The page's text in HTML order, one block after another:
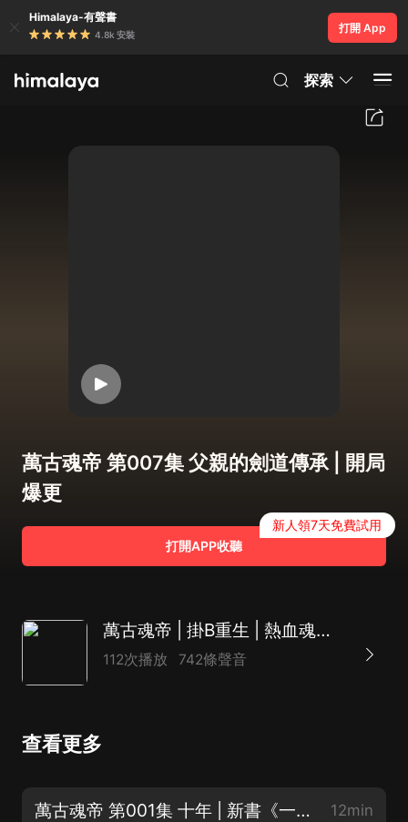
Himalaya-有聲書
4.8k 安裝
打開 App
探索
萬古魂帝 第007集 父親的劍道傳承 | 開局
爆更
打開APP收聽
新人領7天免費試用
萬古魂帝 | 掛B重生 | 熱血魂帝斬滅世間一切敵
112次播放 742條聲音
查看更多
萬古魂帝 第001集 十年 | 新書《一日得道》已經上架【求訂閱 12min